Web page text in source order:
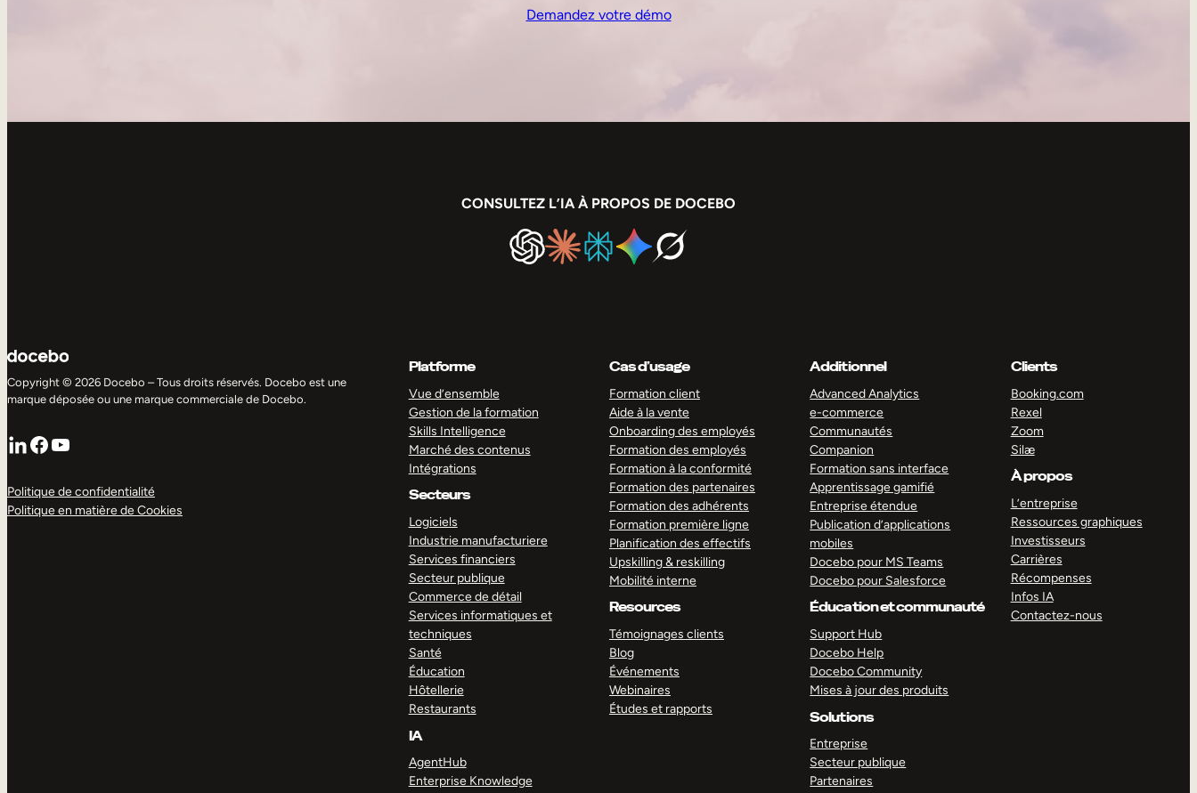
Demandez votre démo
CONSULTEZ L’IA À PROPOS DE DOCEBO
Copyright © 2026 Docebo – Tous droits réservés. Docebo est une
marque déposée ou une marque commerciale de Docebo.
LinkedIn
Facebook
YouTube
Politique de confidentialité
Politique en matière de Cookies
Platforme
Vue d’ensemble
Gestion de la formation
Skills Intelligence
Marché des contenus
Intégrations
Secteurs
Logiciels
Industrie manufacturiere
Services financiers
Secteur publique
Commerce de détail
Services informatiques et
techniques
Santé
Éducation
Hôtellerie
Restaurants
IA
AgentHub
Enterprise Knowledge
Cas d’usage
Formation client
Aide à la vente
Onboarding des employés
Formation des employés
Formation à la conformité
Formation des partenaires
Formation des adhérents
Formation première ligne
Planification des effectifs
Upskilling & reskilling
Mobilité interne
Resources
Témoignages clients
Blog
Événements
Webinaires
Études et rapports
Additionnel
Advanced Analytics
e-commerce
Communautés
Companion
Formation sans interface
Apprentissage gamifié
Entreprise étendue
Publication d’applications
mobiles
Docebo pour MS Teams
Docebo pour Salesforce
Éducation et communauté
Support Hub
Docebo Help
Docebo Community
Mises à jour des produits
Solutions
Entreprise
Secteur publique
Partenaires
Clients
Booking.com
Rexel
Zoom
Silæ
À propos
L’entreprise
Ressources graphiques
Investisseurs
Carrières
Récompenses
Infos IA
Contactez-nous